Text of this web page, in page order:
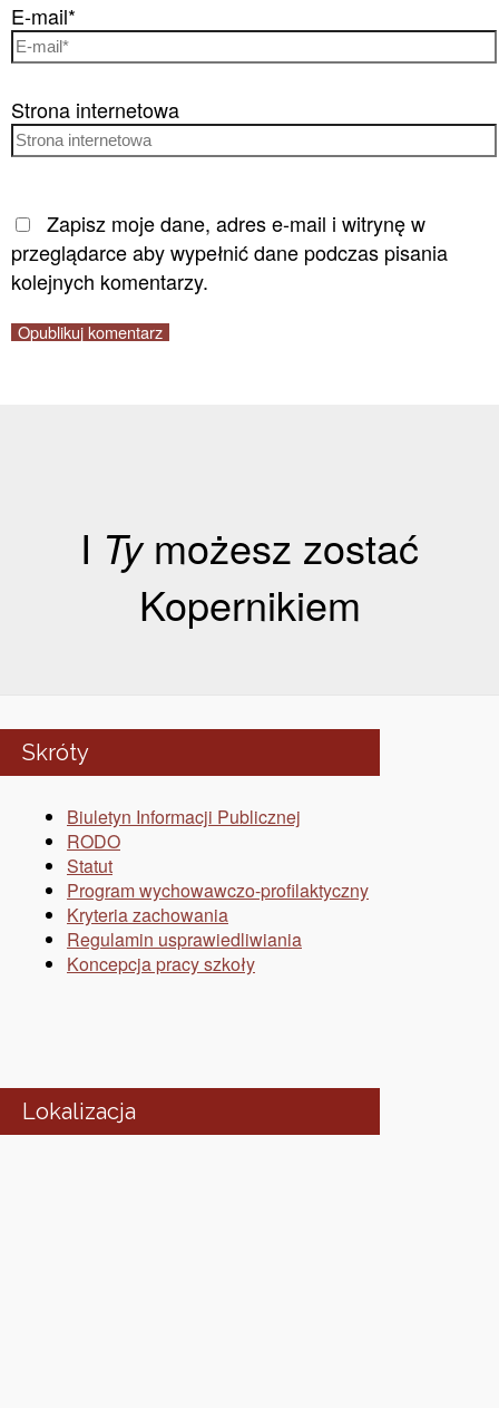
E-mail*
Strona internetowa
Zapisz moje dane, adres e-mail i witrynę w
przeglądarce aby wypełnić dane podczas pisania
kolejnych komentarzy.
I Tymożesz zostać
Kopernikiem
Skróty
Biuletyn Informacji Publicznej
RODO
Statut
Program wychowawczo-profilaktyczny
Kryteria zachowania
Regulamin usprawiedliwiania
Koncepcja pracy szkoły
Lokalizacja